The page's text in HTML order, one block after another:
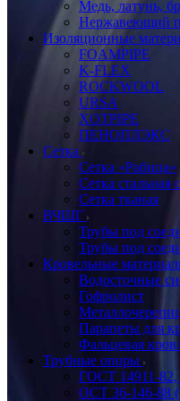
Медь, латунь,
Нержавеющий
Изоляционные
FOAMPIPE
K-FLEX
ROCKWOOL
URSA
XOTPIPE
ПЕНОПЛЭКС
Сетка
Сетка «Рабица»
Сетка стальная
Сетка тканая
ВЧШГ
Трубы под
Трубы под
Кровельные
Водосточные
Гофролист
Парапеты для
Фальцевая
Трубные опоры
ГОСТ 14911-
ОСТ 36-146-